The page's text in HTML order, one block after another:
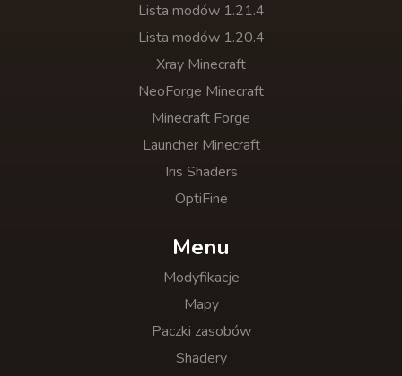
Lista modów 1.21.4
Lista modów 1.20.4
Xray Minecraft
NeoForge Minecraft
Minecraft Forge
Launcher Minecraft
Iris Shaders
OptiFine
Menu
Modyfikacje
Mapy
Paczki zasobów
Shadery